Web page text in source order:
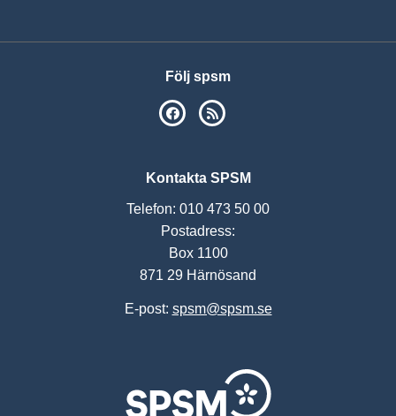
Följ spsm
SPSM på Facebook
Kontakta SPSM
Telefon: 010 473 50 00
Postadress:
Box 1100
871 29 Härnösand
E-post: spsm@spsm.se